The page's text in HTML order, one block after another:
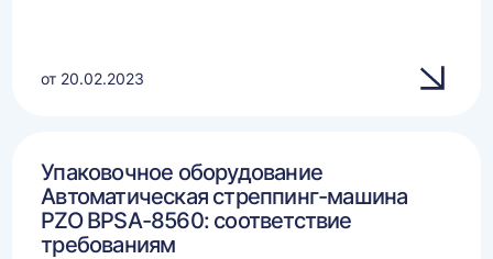
от 20.02.2023
Упаковочное оборудование
Автоматическая стреппинг-машина
PZO BPSA-8560: соответствие
требованиям